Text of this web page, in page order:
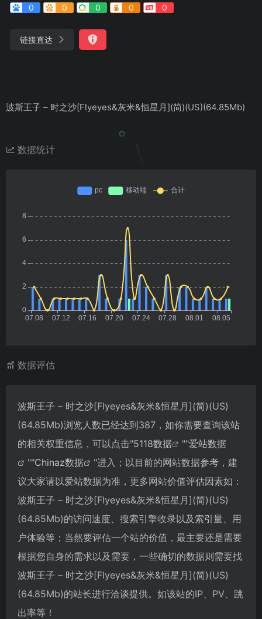
0
0 0 0 0
链接直达
波斯王子 – 时之沙[Flyeyes&灰米&恒星月](简)(US)(64.85Mb)
数据统计
数据评估
波斯王子 – 时之沙[Flyeyes&灰米&恒星月](简)(US)
(64.85Mb)浏览人数已经达到387，如你需要查询该站
的相关权重信息，可以点击"5118数据 ""爱站数据
""Chinaz数据
"进入；以目前的网站数据参考，建
议大家请以爱站数据为准，更多网站价值评估因素如：
波斯王子 – 时之沙[Flyeyes&灰米&恒星月](简)(US)
(64.85Mb)的访问速度、搜索引擎收录以及索引量、用
户体验等；当然要评估一个站的价值，最主要还是需要
根据您自身的需求以及需要，一些确切的数据则需要找
波斯王子 – 时之沙[Flyeyes&灰米&恒星月](简)(US)
(64.85Mb)的站长进行洽谈提供。如该站的IP、PV、跳
出率等！